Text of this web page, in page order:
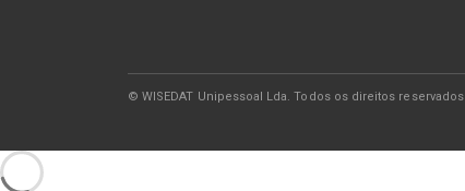
© WISEDAT Unipessoal Lda. Todos os direitos reservados